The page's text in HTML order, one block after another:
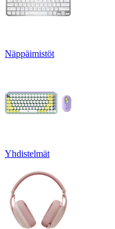
Näppäimistöt
Yhdistelmät